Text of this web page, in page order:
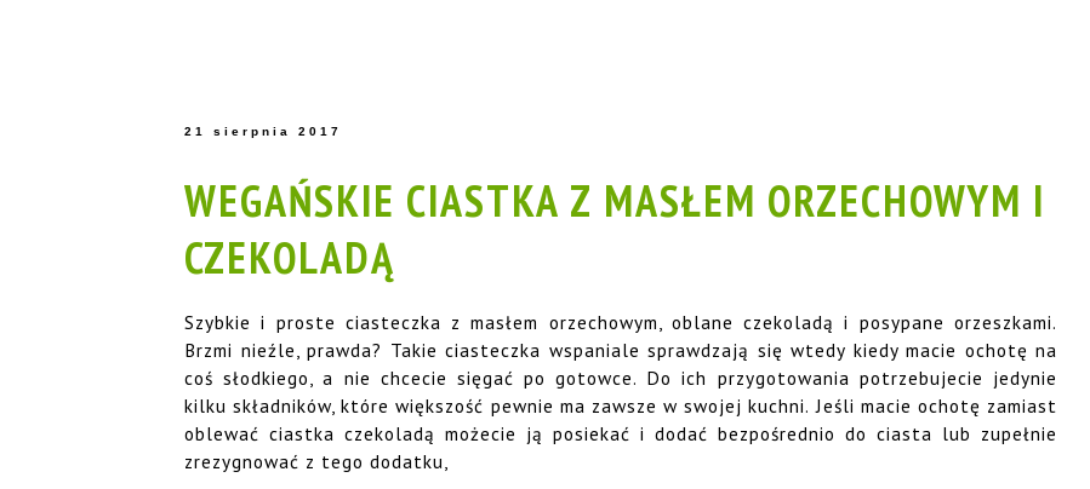
21 sierpnia 2017
WEGAŃSKIE CIASTKA Z MASŁEM ORZECHOWYM I
CZEKOLADĄ
Szybkie i proste ciasteczka z masłem orzechowym, oblane czekoladą i posypane orzeszkami.
Brzmi nieźle, prawda? Takie ciasteczka wspaniale sprawdzają się wtedy kiedy macie ochotę na
coś słodkiego, a nie chcecie sięgać po gotowce. Do ich przygotowania potrzebujecie jedynie
kilku składników, które większość pewnie ma zawsze w swojej kuchni. Jeśli macie ochotę zamiast
oblewać ciastka czekoladą możecie ją posiekać i dodać bezpośrednio do ciasta lub zupełnie
zrezygnować z tego dodatku,